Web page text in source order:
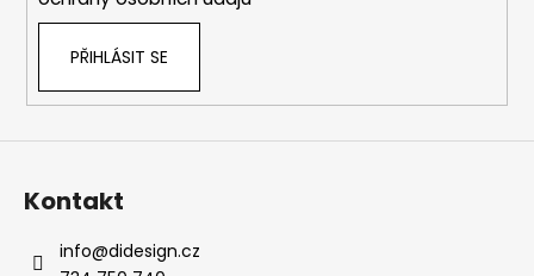
PŘIHLÁSIT SE
Kontakt
info@didesign.cz